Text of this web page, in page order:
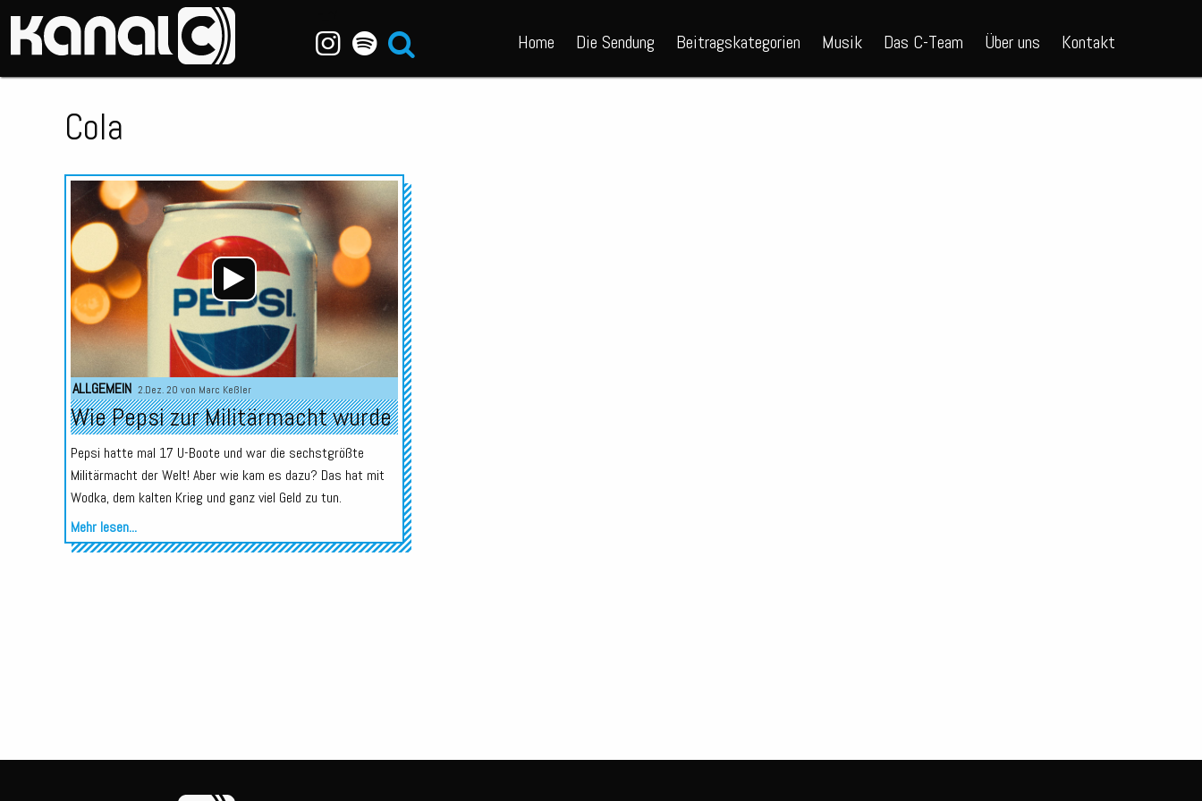
Home Die Sendung Beitragskategorien Musik Das C-Team Über uns Kontakt
Cola
Audio-
Player
ALLGEMEIN 2.Dez. 20 von Marc Keßler
Wie Pepsi zur Militärmacht wurde
Pepsi hatte mal 17 U-Boote und war die sechstgrößte
Militärmacht der Welt! Aber wie kam es dazu? Das hat mit
Wodka, dem kalten Krieg und ganz viel Geld zu tun.
Mehr lesen...